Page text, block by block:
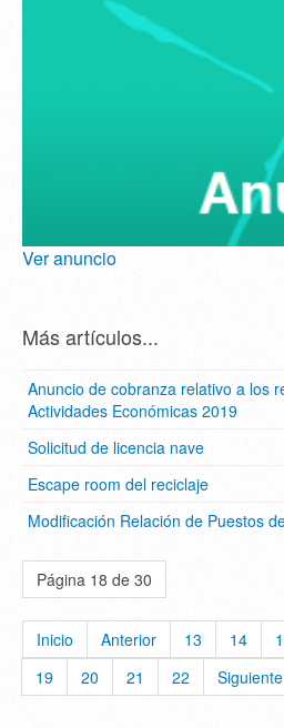
Ver anuncio
Más artículos...
Anuncio de cobranza relativo a los
Actividades Económicas 2019
Solicitud de licencia nave
Escape room del reciclaje
Modificación Relación de Puestos
Página 18 de 30
Inicio Anterior 13 14
19
20 21 22 Siguiente